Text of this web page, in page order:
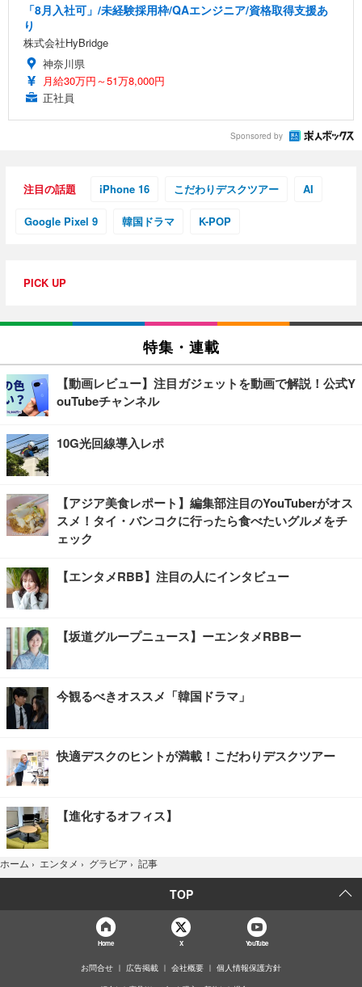
「8月入社可」/未経験採用枠/QAエンジニア/資格取得支援あ
り
株式会社HyBridge
神奈川県
月給30万円～51万8,000円
正社員
Sponsored by
注目の話題 iPhone 16 こだわりデスクツアー AI
Google Pixel 9 韓国ドラマ K-POP
PICK UP
特集・連載
【動画レビュー】注目ガジェットを動画で解説！公式Y
ouTubeチャンネル
10G光回線導入レポ
【アジア美食レポート】編集部注目のYouTuberがオス
スメ！タイ・バンコクに行ったら食べたいグルメをチ
ェック
【エンタメRBB】注目の人にインタビュー
【坂道グループニュース】ーエンタメRBBー
今観るべきオススメ「韓国ドラマ」
快適デスクのヒントが満載！こだわりデスクツアー
【進化するオフィス】
ホーム › エンタメ › グラビア › 記事
TOP
Home X YouTube
お問合せ 広告掲載 会社概要 個人情報保護方針